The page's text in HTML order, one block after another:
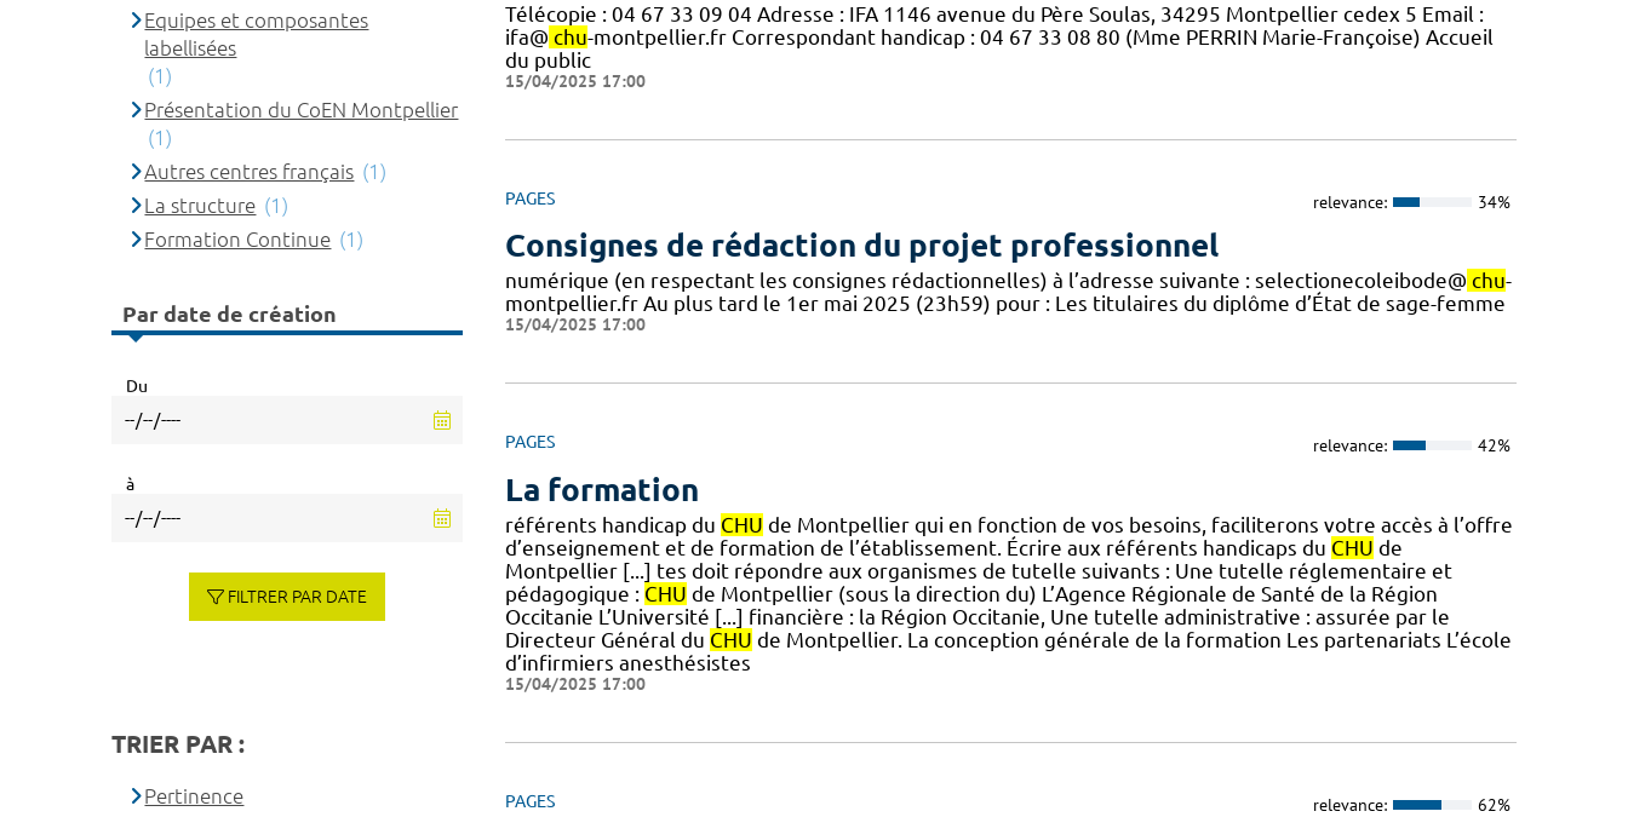
Télécopie : 04 67 33 09 04 Adresse : IFA 1146 avenue du Père Soulas, 34295 Montpellier cedex 5 Email :
ifa@ chu-montpellier.fr Correspondant handicap : 04 67 33 08 80 (Mme PERRIN Marie-Françoise) Accueil
du public
15/04/2025 17:00
PAGES relevance: 34%
Consignes de rédaction du projet professionnel
numérique (en respectant les consignes rédactionnelles) à l’adresse suivante : selectionecoleibode@ chu-
montpellier.fr Au plus tard le 1er mai 2025 (23h59) pour : Les titulaires du diplôme d’État de sage-femme
15/04/2025 17:00
PAGES relevance: 42%
La formation
référents handicap du CHU de Montpellier qui en fonction de vos besoins, faciliterons votre accès à l’offre
d’enseignement et de formation de l’établissement. Écrire aux référents handicaps du CHU de
Montpellier [...] tes doit répondre aux organismes de tutelle suivants : Une tutelle réglementaire et
pédagogique : CHU de Montpellier (sous la direction du) L’Agence Régionale de Santé de la Région
Occitanie L’Université [...] financière : la Région Occitanie, Une tutelle administrative : assurée par le
Directeur Général du CHU de Montpellier. La conception générale de la formation Les partenariats L’école
d’infirmiers anesthésistes
15/04/2025 17:00
PAGES relevance: 62%
Equipes et composantes
labellisées
(1)
Présentation du CoEN Montpellier
(1)
Autres centres français (1)
La structure (1)
Formation Continue (1)
Par date de création
Du
à
FILTRER PAR DATE
TRIER PAR :
Pertinence